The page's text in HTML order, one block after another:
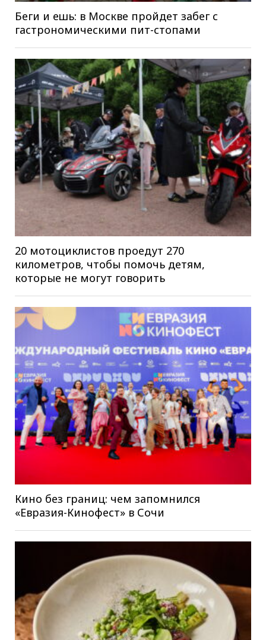
Беги и ешь: в Москве пройдет забег с
гастрономическими пит-стопами
20 мотоциклистов проедут 270
километров, чтобы помочь детям,
которые не могут говорить
Кино без границ: чем запомнился
«Евразия-Кинофест» в Сочи